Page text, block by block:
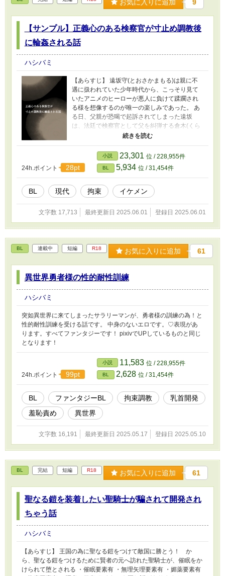
お気に入りに追加 9
【サンプル】正義心のある検察官が寸止め調教後
に輪姦される話
ハシバミ
【あらすじ】 遠坂守(とおさかまもる)は親に不
遇に扱われていた少年時代から、こっそり見て
いたアニメのヒーローが悪人に負けて蹂躙され
る様を想像するのが唯一の楽しみであった。 あ
る日、父親が恐喝で起訴されてしまった遠坂
は、法廷で検察官として父を糾弾する倉木(くら
き)の姿にヒーローを重ねてしまう。 そして時が
べく、再び倉木の前に姿を現すのであった、 ---
FANBOX、DL販売のサンプルページです。区切
りの良い途中で話が終わりになりますので、ご
注意ください。
24h.ポイント 28pt
小説 23,301 位 / 228,955件
BL 5,934 位 / 31,454件
BL 現代 拘束 イケメン
文字数 17,713 最終更新日 2025.06.01 登録日 2025.06.01
BL 連載中 短編 R18 お気に入りに追加 61
異世界勇者様の性的耐性訓練
ハシバミ
突如異世界に来てしまったサラリーマンが、勇者様の訓練の為！と
性的耐性訓練を受ける話です。 中身のないエロです。♡表現があ
ります。すべてファンタジーです！ pixivでUPしているものと同じ
となります！
24h.ポイント 99pt
小説 11,583 位 / 228,955件
BL 2,628 位 / 31,454件
BL ファンタジーBL 拘束調教
乳首開発
羞恥責め
異世界
文字数 16,191 最終更新日 2025.05.17 登録日 2025.05.10
BL 完結 短編 R18 お気に入りに追加 61
聖なる鎧を装着したい聖騎士が騙されて開発され
ちゃう話
ハシバミ
【あらすじ】 王国の為に聖なる鎧をつけて敵国に勝とう！ か
ら、聖なる鎧をつけるために賢者の元へ訪れた聖騎士が、催眠をか
けられて堕とされる ・催眠要素有 ・無理矢理要素有 ・媚薬要素有